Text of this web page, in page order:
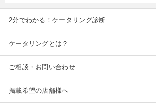
2分でわかる！ケータリング診断
ケータリングとは？
ご相談・お問い合わせ
掲載希望の店舗様へ